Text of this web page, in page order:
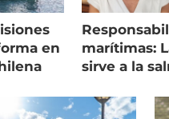
en
marítimas:
sirve a la